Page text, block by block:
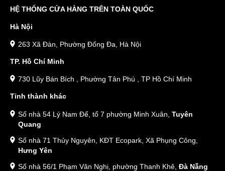
HỆ THỐNG CỬA HÀNG TRÊN TOÀN QUỐC
Hà Nội
263 Xã Đàn, Phường Đống Đa, Hà Nội
TP. Hồ Chí Minh
730 Lũy Bán Bích , Phường Tân Phú , TP Hồ Chí Minh
Tỉnh thành khác
Số nhà 54 Lý Nam Đế, tổ 7 phường Minh Xuân, Tuyên
Quang
Số nhà 71 Thủy Nguyên, KĐT Ecopark, Xã Phụng Công,
Hưng Yên
Số nhà 56/1 Phạm Văn Nghị, phường Thanh Khê, Đà Nẵng